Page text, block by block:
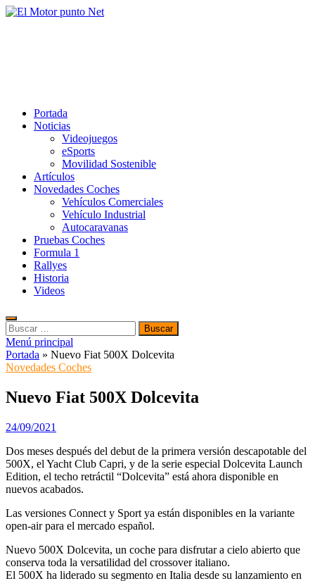
Saltar
Portada
Noticias
Videojuegos
eSports
Movilidad Sostenible
Artículos
Novedades Coches
Vehículos Comerciales
Vehículo Industrial
Autocaravanas
Pruebas Coches
Formula 1
Rallyes
Historia
Videos
Buscar:
Menú principal
Portada » Nuevo Fiat 500X Dolcevita
Novedades Coches
Nuevo Fiat 500X Dolcevita
24/09/2021
Dos meses después del debut de la primera versión descapotable del
500X, el Yacht Club Capri, y de la serie especial Dolcevita Launch
Edition, el techo retráctil “Dolcevita” está ahora disponible en
nuevos acabados.
Las versiones Connect y Sport ya están disponibles en la variante
open-air para el mercado español.
Nuevo 500X Dolcevita, un coche para disfrutar a cielo abierto que
conserva toda la versatilidad del crossover italiano.
El 500X ha liderado su segmento en Italia desde su lanzamiento en